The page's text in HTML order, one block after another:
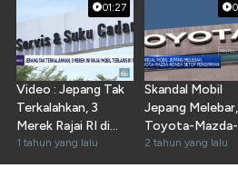
01:27
Video : Jepang Tak
Terkalahkan, 3
Merek Rajai RI di
2024
1 tahun yang lalu
Skandal Mobil
Jepang Melebar,
Toyota-Mazda-
Honda Setop
Pengiriman
2 tahun yang lalu